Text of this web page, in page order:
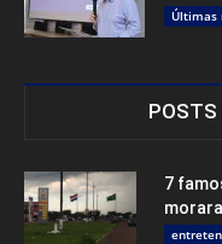
Últimas
POSTS
7